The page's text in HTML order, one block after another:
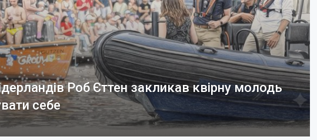
Роб Єттен закликав квірну молодь
себе